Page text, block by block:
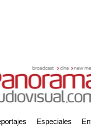
Especiales